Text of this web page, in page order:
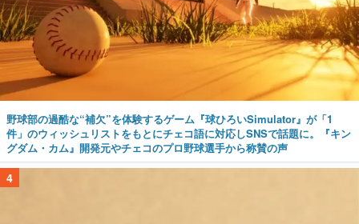
野球部の過酷な“補欠”を体験するゲーム『球ひろいSimulator』が「1
件」のウィッシュリストをもとにチェコ語に対応しSNSで話題に。『キン
グダム・カム』開発元やチェコのプロ野球選手から称賛の声
4